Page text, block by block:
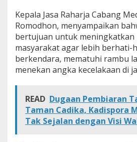
Kepala Jasa Raharja Cabang
Romodhon, menyampaikan
bertujuan untuk meningkatkan
masyarakat agar lebih berhati-
berkendara, mematuhi rambu
menekan angka kecelakaan di
READ Dugaan Pembiaran
Taman Cadika, Kadispora
Tak Sejalan dengan Visi